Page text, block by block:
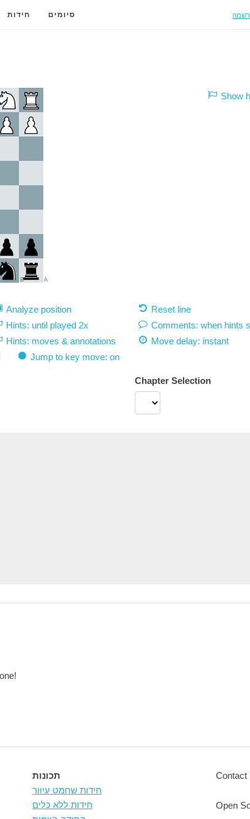
חידות סיומים
A
B
Show
Analyze position
Reset line
Hints: until played 2x
Comments: when hints
Hints: moves & annotations Move delay: instant
Jump to key move: on
Chapter Selection
תכונות
חידות שחמט עיוור
חידות ללא כלים
Contact
Open